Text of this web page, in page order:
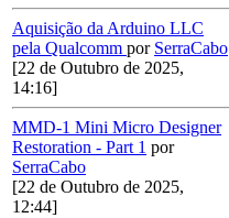
Aquisição da Arduino LLC
pela Qualcomm por SerraCabo
[22 de Outubro de 2025,
14:16]
MMD-1 Mini Micro Designer
Restoration - Part 1 por
SerraCabo
[22 de Outubro de 2025,
12:44]